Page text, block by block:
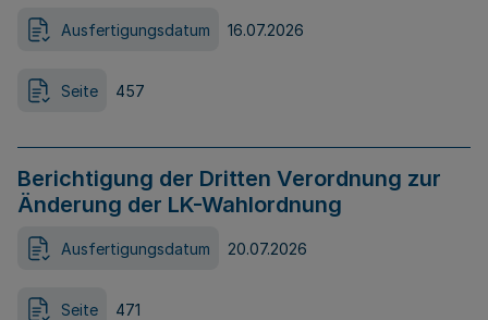
Ausfertigungsdatum 16.07.2026
Seite 457
Berichtigung der Dritten Verordnung zur
Änderung der LK-Wahlordnung
Ausfertigungsdatum 20.07.2026
Seite 471